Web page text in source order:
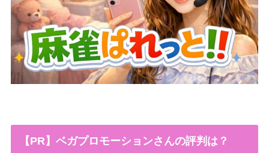
【PR】ベガプロモーションさんの評判は？